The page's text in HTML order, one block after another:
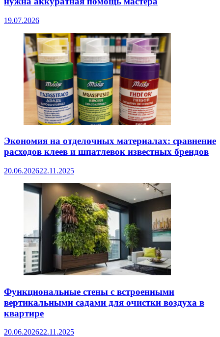
19.07.2026
Экономия на отделочных материалах: сравнение
расходов клеев и шпатлевок известных брендов
20.06.202622.11.2025
Функциональные стены с встроенными
вертикальными садами для очистки воздуха в
квартире
20.06.202622.11.2025